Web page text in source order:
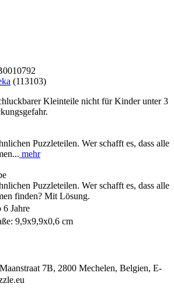
(113103)
Kleinteile nicht für Kinder unter 3
Puzzleteilen. Wer schafft es, dass alle
mehr
Puzzleteilen. Wer schafft es, dass alle
finden? Mit Lösung.
6 Jahre
9,9x9,9x0,6 cm
7B, 2800 Mechelen, Belgien, E-